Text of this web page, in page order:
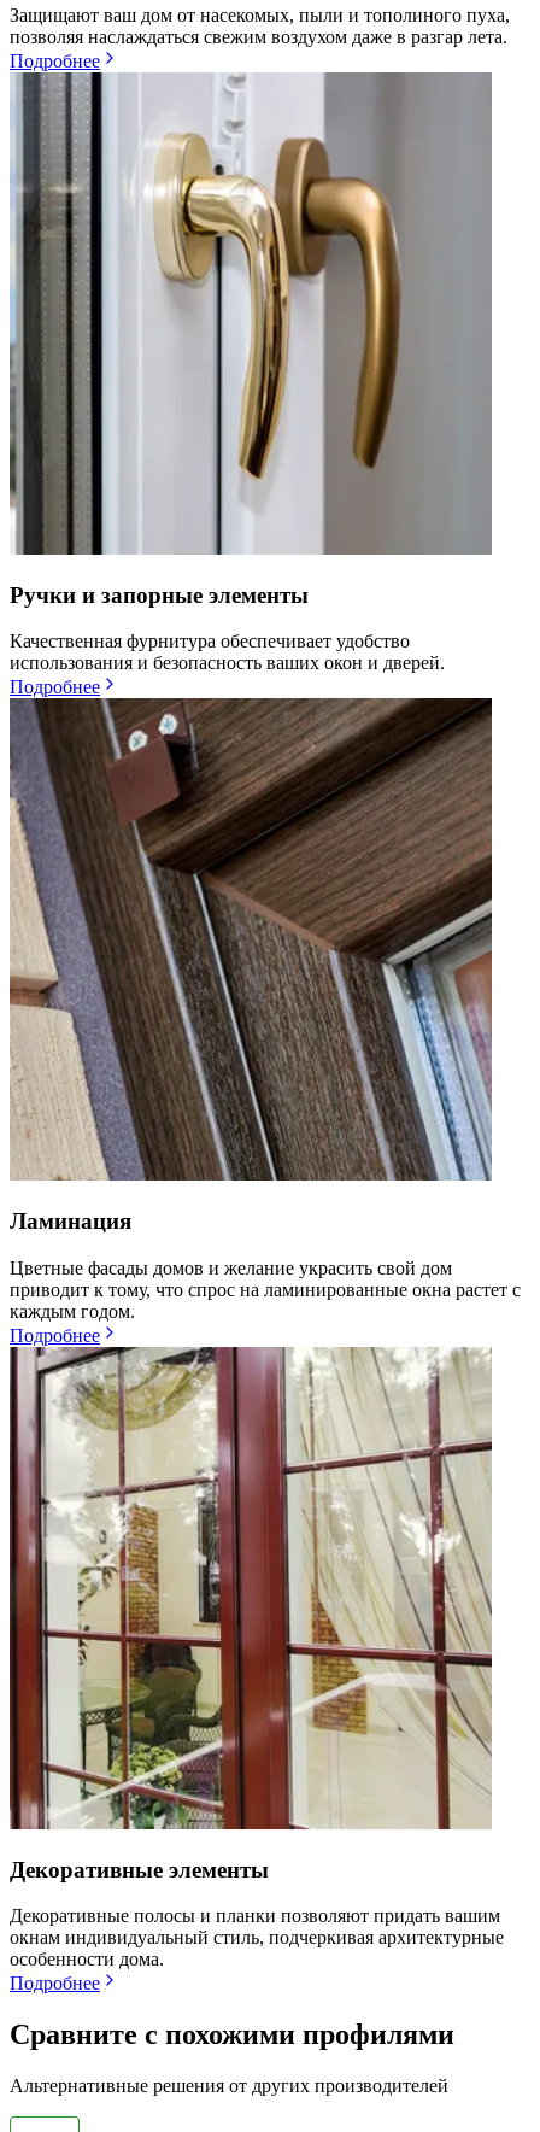
Защищают ваш дом от насекомых, пыли и тополиного пуха,
позволяя наслаждаться свежим воздухом даже в разгар лета.
Подробнее
Ручки и запорные элементы
Качественная фурнитура обеспечивает удобство
использования и безопасность ваших окон и дверей.
Подробнее
Ламинация
Цветные фасады домов и желание украсить свой дом
приводит к тому, что спрос на ламинированные окна растет с
каждым годом.
Подробнее
Декоративные элементы
Декоративные полосы и планки позволяют придать вашим
окнам индивидуальный стиль, подчеркивая архитектурные
особенности дома.
Подробнее
Сравните с похожими профилями
Альтернативные решения от других производителей